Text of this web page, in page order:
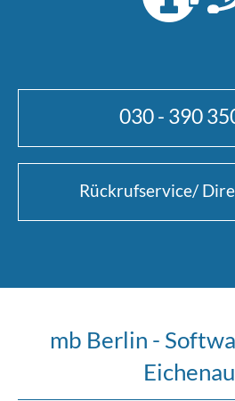
030 - 390
Rückrufservice/
mb Berlin -